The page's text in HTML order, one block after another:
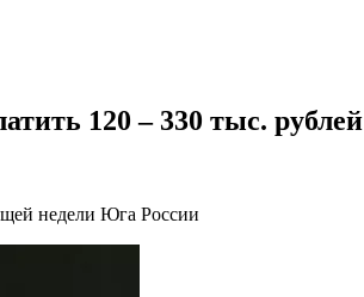
120 – 330 тыс. рублей
недели Юга России